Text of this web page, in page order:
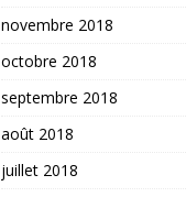
novembre 2018
octobre 2018
septembre 2018
août 2018
juillet 2018